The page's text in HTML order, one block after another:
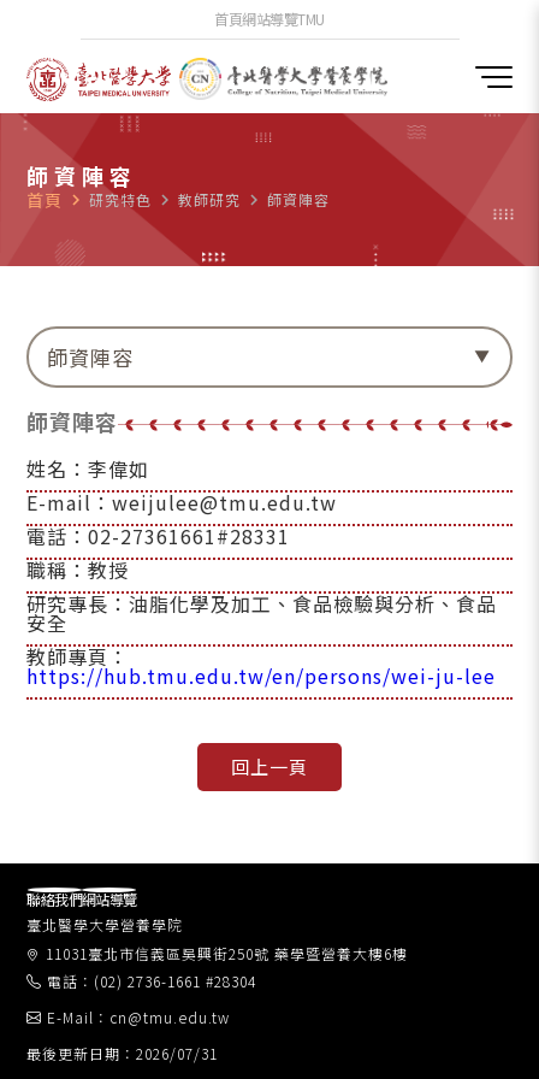
首頁網站導覽TMU
師資陣容
首頁 navigate_next 研究特色 navigate_next 教師研究 navigate_next 師資陣容
師資陣容
師資陣容
姓名：李偉如
E-mail：weijulee@tmu.edu.tw
電話：02-27361661#28331
職稱：教授
研究專長：油脂化學及加工、食品檢驗與分析、食品
安全
教師專頁：
https://hub.tmu.edu.tw/en/persons/wei-ju-lee
臺北醫學大學營養學院
11031臺北市信義區吳興街250號 藥學暨營養大樓6樓
電話：(02) 2736-1661 #28304
E-Mail：cn@tmu.edu.tw
最後更新日期：2026/07/31
聯絡我們網站導覽